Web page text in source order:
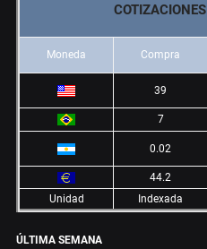
COTIZACIONES
Moneda Compra
39
7
0.02
44.2
Unidad
Indexada
ÚLTIMA SEMANA